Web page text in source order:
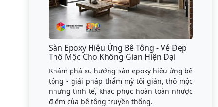
Sàn Epoxy Hiệu Ứng Bê Tông - Vẻ Đẹp
Thô Mộc Cho Không Gian Hiện Đại
Khám phá xu hướng sàn epoxy hiệu ứng bê
tông - giải pháp thẩm mỹ tối giản, thô mộc
nhưng tinh tế, khắc phục hoàn toàn nhược
điểm của bê tông truyền thống.